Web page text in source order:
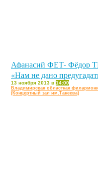
Афанасий ФЕТ- Фёдор
«Нам не дано
13 ноября 2013 в 14:00
Владимирская областная
(Концертный зал им.Танеева)